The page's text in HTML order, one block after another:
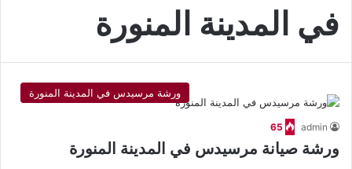
في المدينة المنورة
ورشة مرسيدس في المدينة المنورة
admin
65
ورشة صيانة مرسيدس في المدينة المنورة